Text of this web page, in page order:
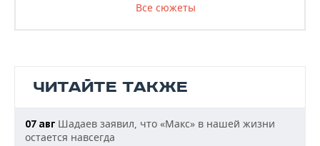
Все сюжеты
ЧИТАЙТЕ ТАКЖЕ
07 авг Шадаев заявил, что «Макс» в нашей жизни
остается навсегда